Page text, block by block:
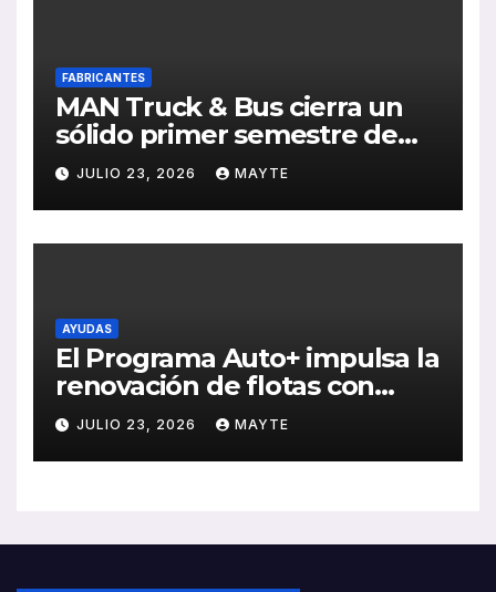
FABRICANTES
MAN Truck & Bus cierra un
sólido primer semestre de
2026 con crecimiento en
ventas, pedidos y
rentabilidad
JULIO 23, 2026 MAYTE
AYUDAS
El Programa Auto+ impulsa la
renovación de flotas con
ayudas a vehículos eléctricos
ligeros
JULIO 23, 2026 MAYTE